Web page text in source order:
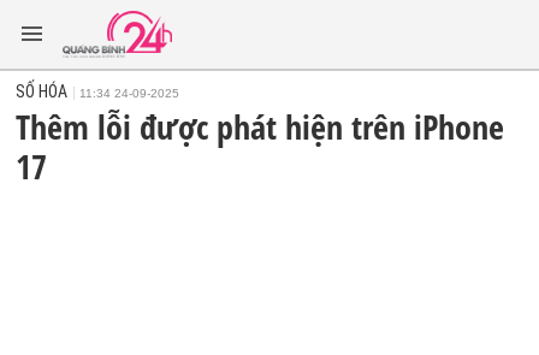
SỐ HÓA 11:34 24-09-2025
Thêm lỗi được phát hiện trên iPhone
17